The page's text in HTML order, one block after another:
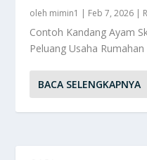
oleh mimin1 | Feb 7, 2026 |
Contoh Kandang Ayam
Peluang Usaha
BACA SELENGKAPNYA